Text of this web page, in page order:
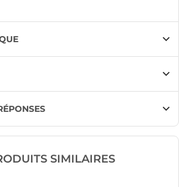
SIMILAIRES